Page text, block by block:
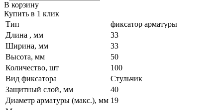
В корзину
Купить в 1 клик
Тип
фиксатор арматуры
Длина , мм
33
Ширина, мм
33
Высота, мм
50
Количество, шт
100
Вид фиксатора
Стульчик
Защитный слой, мм
40
Диаметр арматуры (макс.), мм 19